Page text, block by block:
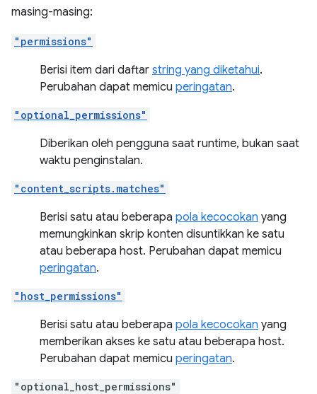
masing-masing:
"permissions"
Berisi item dari daftar string yang diketahui.
Perubahan dapat memicu peringatan.
"optional_permissions"
Diberikan oleh pengguna saat runtime, bukan saat
waktu penginstalan.
"content_scripts.matches"
Berisi satu atau beberapa pola kecocokan yang
memungkinkan skrip konten disuntikkan ke satu
atau beberapa host. Perubahan dapat memicu
peringatan.
"host_permissions"
Berisi satu atau beberapa pola kecocokan yang
memberikan akses ke satu atau beberapa host.
Perubahan dapat memicu peringatan.
"optional_host_permissions"